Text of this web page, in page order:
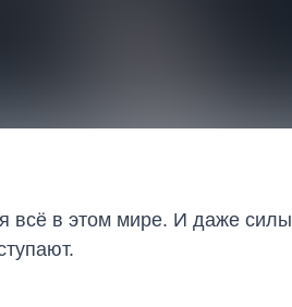
всё в этом мире. И даже силы